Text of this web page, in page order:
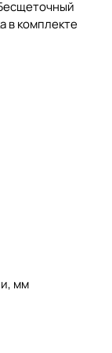
в комплекте
мм